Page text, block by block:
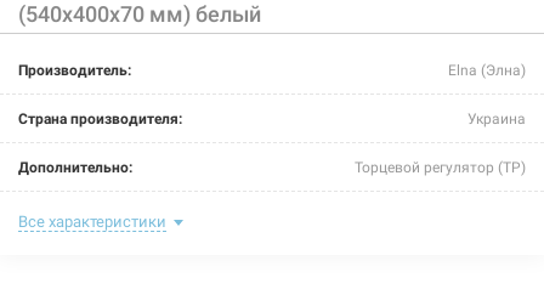
(540х400х70 мм) белый
Производитель: Elna (Элна)
Страна производителя: Украина
Дополнительно: Торцевой регулятор (ТР)
Цвет:
Все характеристики